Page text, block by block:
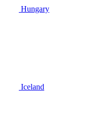
Hungary
Iceland